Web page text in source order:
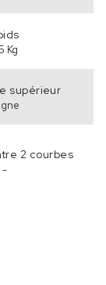
Kg
supérieur
2 courbes
-